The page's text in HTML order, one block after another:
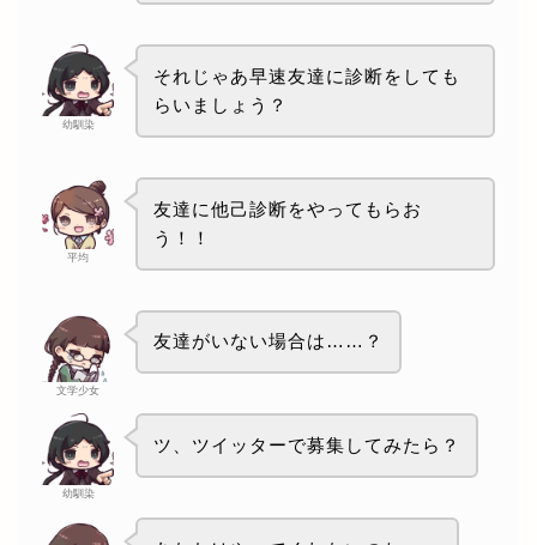
幼馴染
それじゃあ早速友達に診断をしても
らいましょう？
平均
友達に他己診断をやってもらお
う！！
文学少女
友達がいない場合は……？
幼馴染
ツ、ツイッターで募集してみたら？